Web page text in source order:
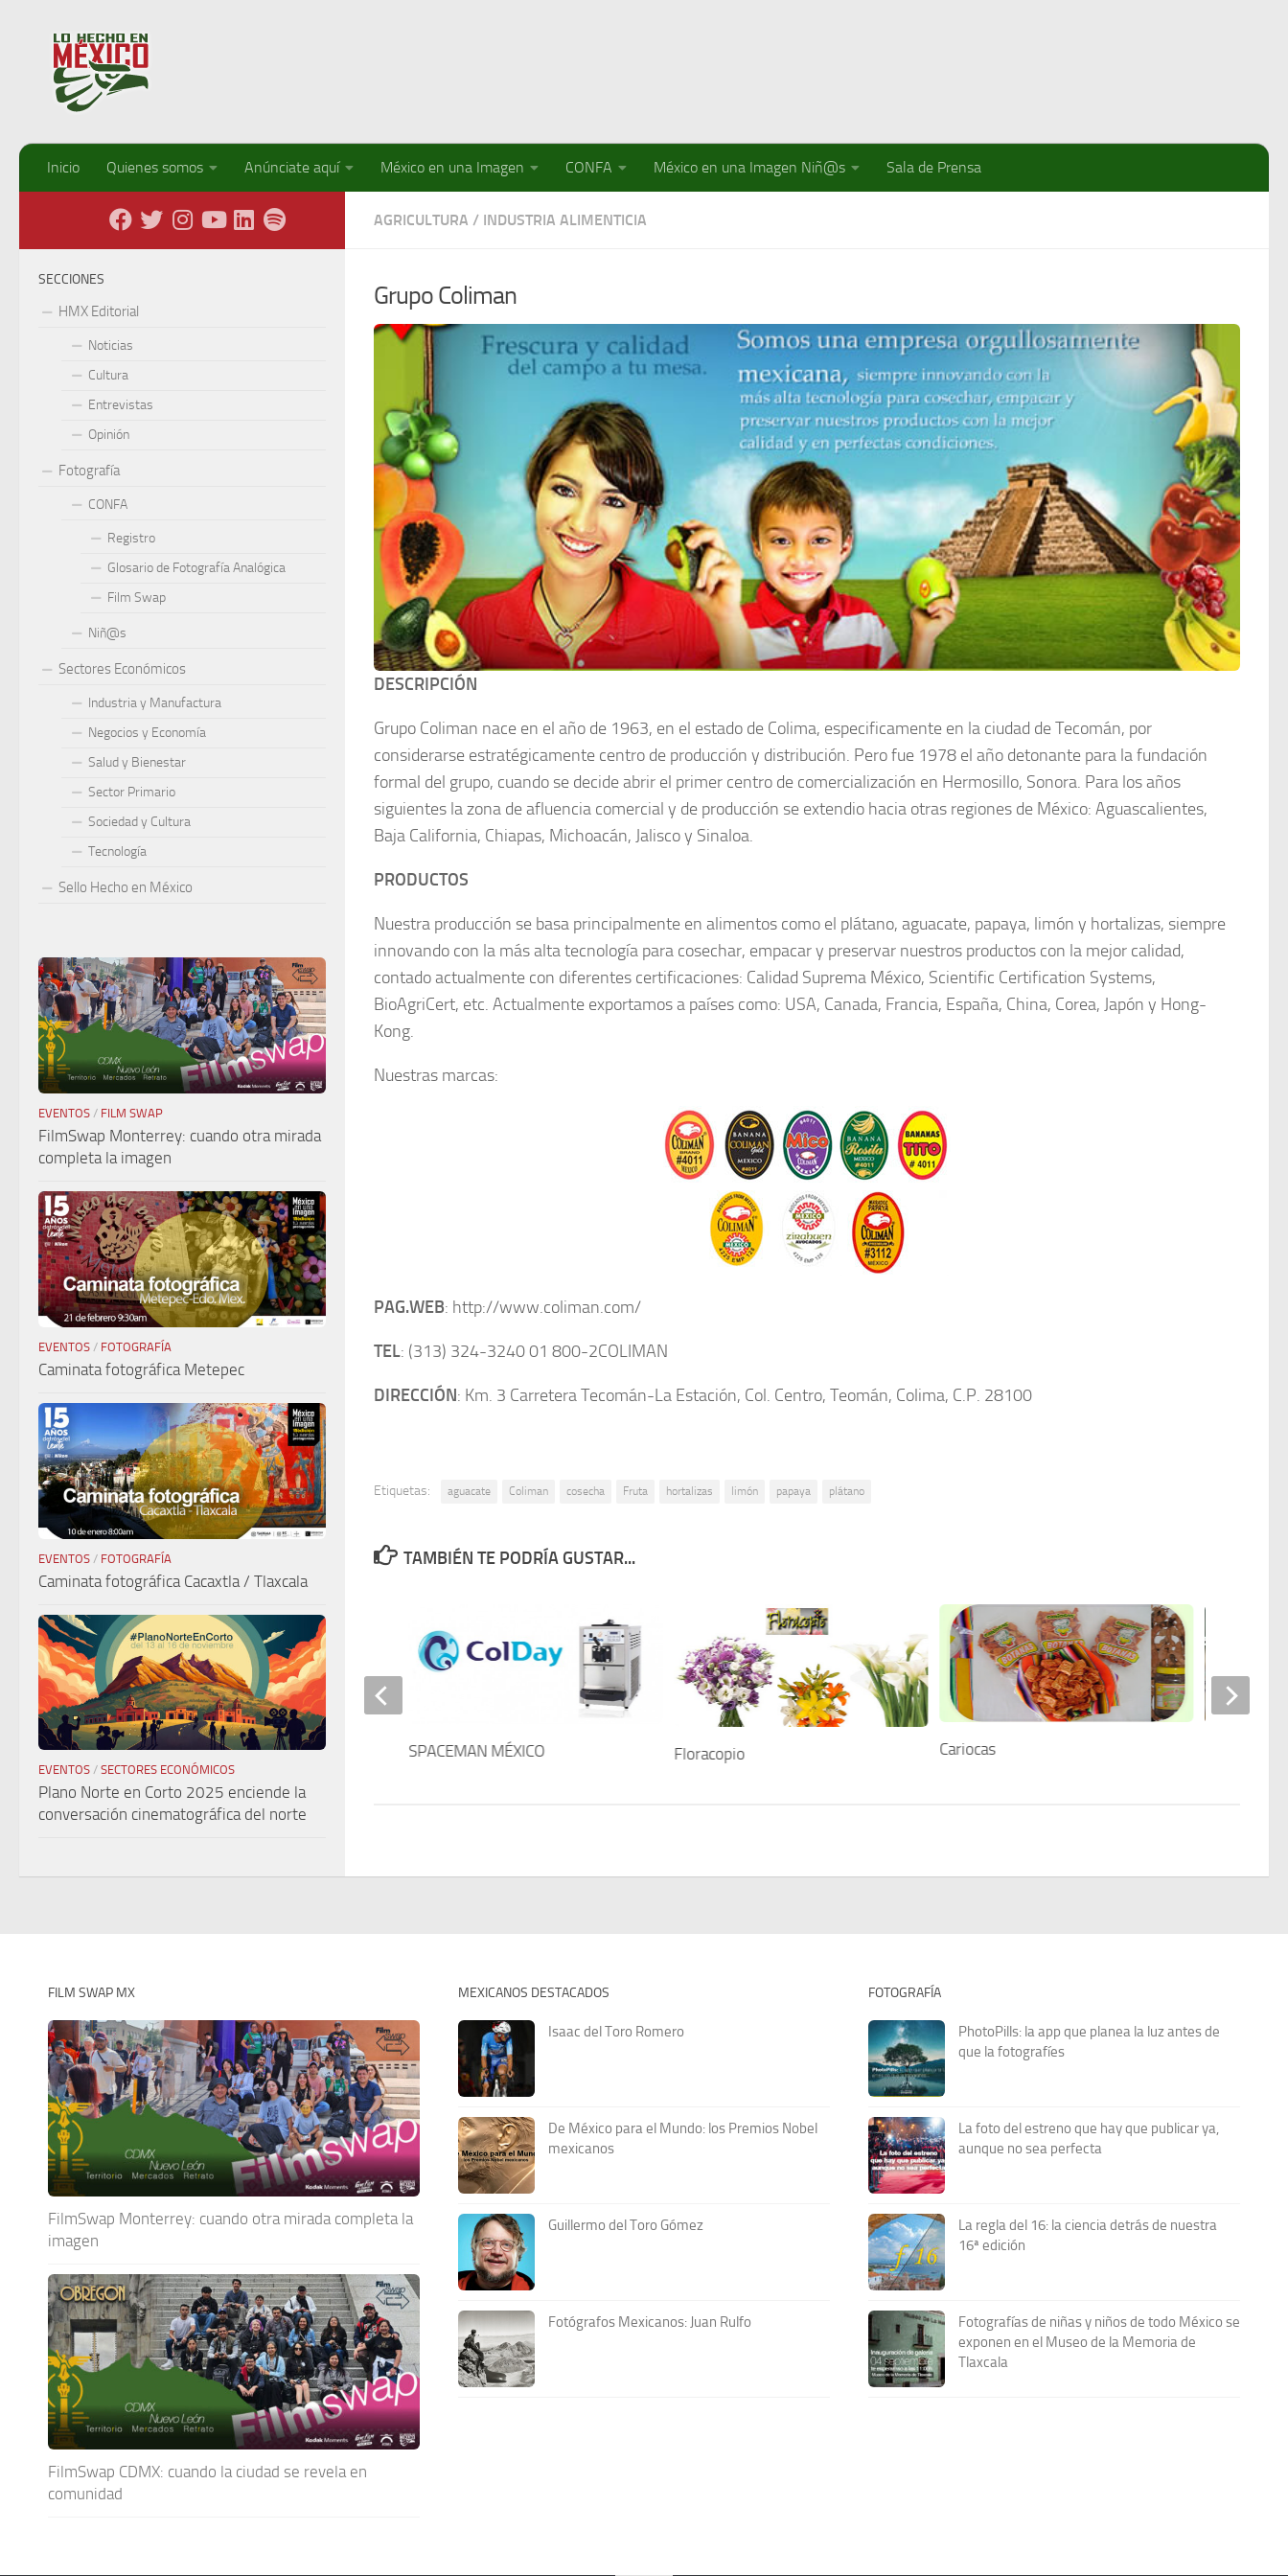
Inicio Quienes somos Anúnciate aquí México en una Imagen CONFA México en una Imagen Niñ@s Sala de Prensa
AGRICULTURA / INDUSTRIA ALIMENTICIA
Grupo Coliman
DESCRIPCIÓN
Grupo Coliman nace en el año de 1963, en el estado de Colima, especificamente en la ciudad de Tecomán, por
considerarse estratégicamente centro de producción y distribución. Pero fue 1978 el año detonante para la fundación
formal del grupo, cuando se decide abrir el primer centro de comercialización en Hermosillo, Sonora. Para los años
siguientes la zona de afluencia comercial y de producción se extendio hacia otras regiones de México: Aguascalientes,
Baja California, Chiapas, Michoacán, Jalisco y Sinaloa.
PRODUCTOS
Nuestra producción se basa principalmente en alimentos como el plátano, aguacate, papaya, limón y hortalizas, siempre
innovando con la más alta tecnología para cosechar, empacar y preservar nuestros productos con la mejor calidad,
contado actualmente con diferentes certificaciones: Calidad Suprema México, Scientific Certification Systems,
BioAgriCert, etc. Actualmente exportamos a países como: USA, Canada, Francia, España, China, Corea, Japón y Hong-
Kong.
Nuestras marcas:
PAG.WEB: http://www.coliman.com/
TEL: (313) 324-3240 01 800-2COLIMAN
DIRECCIÓN: Km. 3 Carretera Tecomán-La Estación, Col. Centro, Teomán, Colima, C.P. 28100
Etiquetas: aguacate Coliman cosecha Fruta hortalizas limón papaya plátano
TAMBIÉN TE PODRÍA GUSTAR...
Floracopio Cariocas
La Dulceria Mexicana SPACEMAN MÉXICO
SECCIONES
HMX Editorial
Noticias
Cultura
Entrevistas
Opinión
Fotografía
CONFA
Registro
Glosario de Fotografía Analógica
Film Swap
Niñ@s
Sectores Económicos
Industria y Manufactura
Negocios y Economía
Salud y Bienestar
Sector Primario
Sociedad y Cultura
Tecnología
Sello Hecho en México
EVENTOS / FILM SWAP
FilmSwap Monterrey: cuando otra mirada
completa la imagen
EVENTOS / FOTOGRAFÍA
Caminata fotográfica Metepec
EVENTOS / FOTOGRAFÍA
Caminata fotográfica Cacaxtla / Tlaxcala
EVENTOS / SECTORES ECONÓMICOS
Plano Norte en Corto 2025 enciende la
conversación cinematográfica del norte
FILM SWAP MX
FilmSwap Monterrey: cuando otra mirada completa la
imagen
FilmSwap CDMX: cuando la ciudad se revela en
comunidad
MEXICANOS DESTACADOS
Isaac del Toro Romero
De México para el Mundo: los Premios Nobel
mexicanos
Guillermo del Toro Gómez
Fotógrafos Mexicanos: Juan Rulfo
FOTOGRAFÍA
PhotoPills: la app que planea la luz antes de
que la fotografíes
La foto del estreno que hay que publicar ya,
aunque no sea perfecta
La regla del 16: la ciencia detrás de nuestra
16ª edición
Fotografías de niñas y niños de todo México se
exponen en el Museo de la Memoria de
Tlaxcala